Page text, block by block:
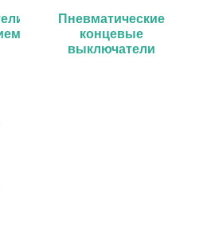
Пневматические
концевые
выключатели